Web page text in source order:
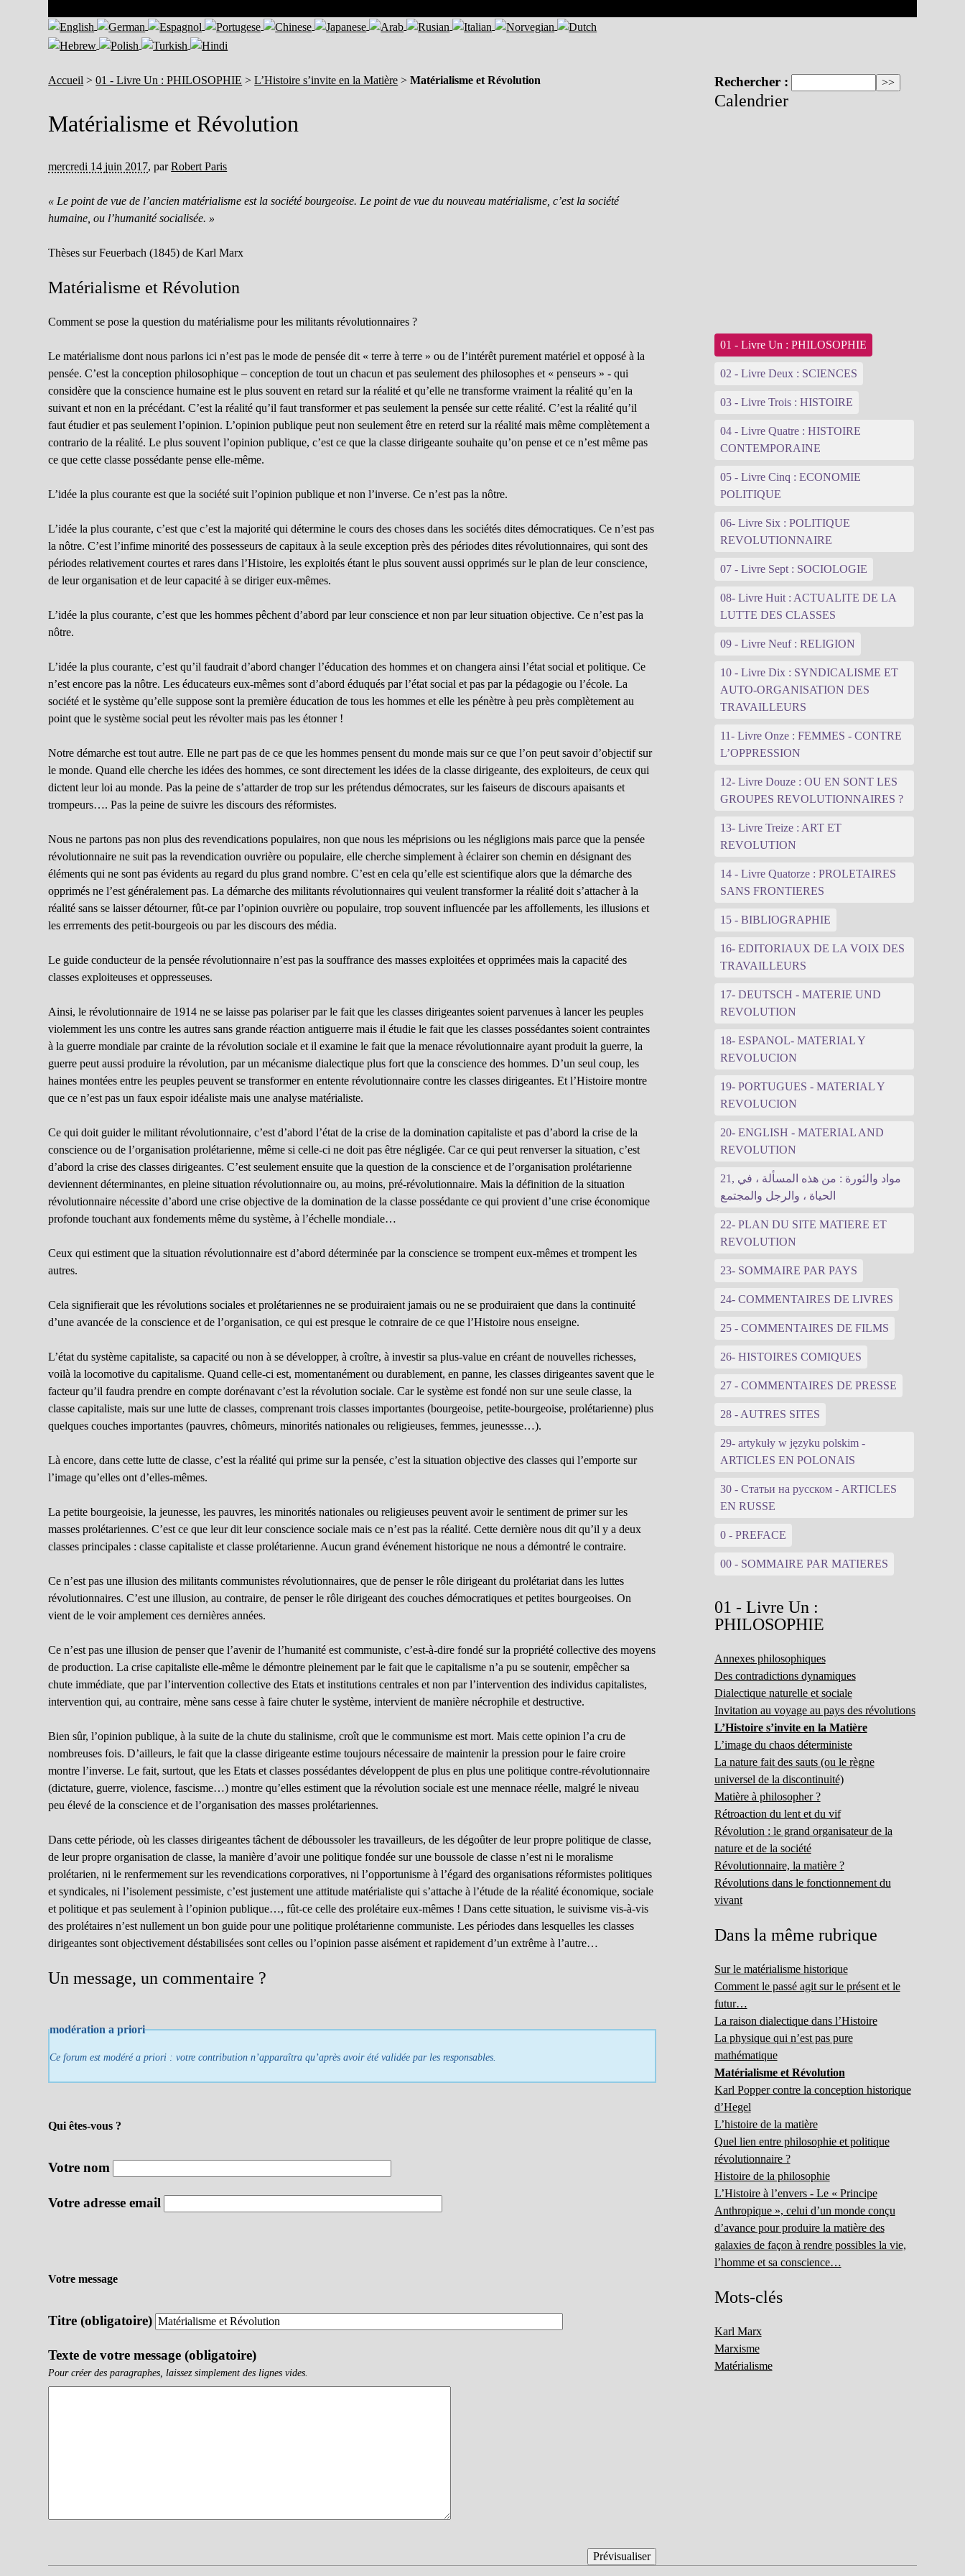
Accueil >01 - Livre Un : PHILOSOPHIE >L’Histoire s’invite en la Matière >Matérialisme et Révolution
Matérialisme et Révolution
mercredi 14 juin 2017,parRobert Paris
« Le point de vue de l’ancien matérialisme est la société bourgeoise. Le point de vue du nouveau matérialisme, c’est la société
humaine, ou l’humanité socialisée. »
Thèses sur Feuerbach (1845) de Karl Marx
Matérialisme et Révolution
Comment se pose la question du matérialisme pour les militants révolutionnaires ?
Le matérialisme dont nous parlons ici n’est pas le mode de pensée dit « terre à terre » ou de l’intérêt purement matériel et opposé à la
pensée. C’est la conception philosophique – conception de tout un chacun et pas seulement des philosophes et « penseurs » - qui
considère que la conscience humaine est le plus souvent en retard sur la réalité et qu’elle ne transforme vraiment la réalité qu’en la
suivant et non en la précédant. C’est la réalité qu’il faut transformer et pas seulement la pensée sur cette réalité. C’est la réalité qu’il
faut étudier et pas seulement l’opinion. L’opinion publique peut non seulement être en reterd sur la réalité mais même complètement a
contrario de la réalité. Le plus souvent l’opinion publique, c’est ce que la classe dirigeante souhaite qu’on pense et ce n’est même pas
ce que cette classe possédante pense elle-même.
L’idée la plus courante est que la société suit l’opinion publique et non l’inverse. Ce n’est pas la nôtre.
L’idée la plus courante, c’est que c’est la majorité qui détermine le cours des choses dans les sociétés dites démocratiques. Ce n’est pas
la nôtre. C’est l’infime minorité des possesseurs de capitaux à la seule exception près des périodes dites révolutionnaires, qui sont des
périodes relativement courtes et rares dans l’Histoire, les exploités étant le plus souvent aussi opprimés sur le plan de leur conscience,
de leur organisation et de leur capacité à se diriger eux-mêmes.
L’idée la plus courante, c’est que les hommes pêchent d’abord par leur conscience et non par leur situation objective. Ce n’est pas la
nôtre.
L’idée la plus courante, c’est qu’il faudrait d’abord changer l’éducation des hommes et on changera ainsi l’état social et politique. Ce
n’est encore pas la nôtre. Les éducateurs eux-mêmes sont d’abord éduqués par l’état social et pas par la pédagogie ou l’école. La
société et le système qu’elle suppose sont la première éducation de tous les hommes et elle les pénètre à peu près complètement au
point que le système social peut les révolter mais pas les étonner !
Notre démarche est tout autre. Elle ne part pas de ce que les hommes pensent du monde mais sur ce que l’on peut savoir d’objectif sur
le monde. Quand elle cherche les idées des hommes, ce sont directement les idées de la classe dirigeante, des exploiteurs, de ceux qui
dictent leur loi au monde. Pas la peine de s’attarder de trop sur les prétendus démocrates, sur les faiseurs de discours apaisants et
trompeurs…. Pas la peine de suivre les discours des réformistes.
Nous ne partons pas non plus des revendications populaires, non que nous les méprisions ou les négligions mais parce que la pensée
révolutionnaire ne suit pas la revendication ouvrière ou populaire, elle cherche simplement à éclairer son chemin en désignant des
éléments qui ne sont pas évidents au regard du plus grand nombre. C’est en cela qu’elle est scientifique alors que la démarche des
opprimés ne l’est généralement pas. La démarche des militants révolutionnaires qui veulent transformer la réalité doit s’attacher à la
réalité sans se laisser détourner, fût-ce par l’opinion ouvrière ou populaire, trop souvent influencée par les affollements, les illusions et
les errrements des petit-bourgeois ou par les discours des média.
Le guide conducteur de la pensée révolutionnaire n’est pas la souffrance des masses exploitées et opprimées mais la capacité des
classes exploiteuses et oppresseuses.
Ainsi, le révolutionnaire de 1914 ne se laisse pas polariser par le fait que les classes dirigeantes soient parvenues à lancer les peuples
violemment les uns contre les autres sans grande réaction antiguerre mais il étudie le fait que les classes possédantes soient contraintes
à la guerre mondiale par crainte de la révolution sociale et il examine le fait que la menace révolutionnaire ayant produit la guerre, la
guerre peut aussi produire la révolution, par un mécanisme dialectique plus fort que la conscience des hommes. D’un seul coup, les
haines montées entre les peuples peuvent se transformer en entente révolutionnaire contre les classes dirigeantes. Et l’Histoire montre
que ce n’est pas un faux espoir idéaliste mais une analyse matérialiste.
Ce qui doit guider le militant révolutionnaire, c’est d’abord l’état de la crise de la domination capitaliste et pas d’abord la crise de la
conscience ou de l’organisation prolétarienne, même si celle-ci ne doit pas être négligée. Car ce qui peut renverser la situation, c’est
d’abord la crise des classes dirigeantes. C’est seulement ensuite que la question de la conscience et de l’organisation prolétarienne
deviennent déterminantes, en pleine situation révolutionnaire ou, au moins, pré-révolutionnaire. Mais la définition de la situation
révolutionnaire nécessite d’abord une crise objective de la domination de la classe possédante ce qui provient d’une crise économique
profonde touchant aux fondements même du système, à l’échelle mondiale…
Ceux qui estiment que la situation révolutionnaire est d’abord déterminée par la conscience se trompent eux-mêmes et trompent les
autres.
Cela signifierait que les révolutions sociales et prolétariennes ne se produiraient jamais ou ne se produiraient que dans la continuité
d’une avancée de la conscience et de l’organisation, ce qui est presque le cotnraire de ce que l’Histoire nous enseigne.
L’état du système capitaliste, sa capacité ou non à se développer, à croître, à investir sa plus-value en créant de nouvelles richesses,
voilà la locomotive du capitalisme. Quand celle-ci est, momentanément ou durablement, en panne, les classes dirigeantes savent que le
facteur qu’il faudra prendre en compte dorénavant c’est la révolution sociale. Car le système est fondé non sur une seule classe, la
classe capitaliste, mais sur une lutte de classes, comprenant trois classes importantes (bourgeoise, petite-bourgeoise, prolétarienne) plus
quelques couches importantes (pauvres, chômeurs, minorités nationales ou religieuses, femmes, jeunessse…).
Là encore, dans cette lutte de classe, c’est la réalité qui prime sur la pensée, c’est la situation objective des classes qui l’emporte sur
l’image qu’elles ont d’elles-mêmes.
La petite bourgeoisie, la jeunesse, les pauvres, les minorités nationales ou religieuses peuvent avoir le sentiment de primer sur les
masses prolétariennes. C’est ce que leur dit leur conscience sociale mais ce n’est pas la réalité. Cette dernière nous dit qu’il y a deux
classes principales : classe capitaliste et classe prolétarienne. Aucun grand événement historique ne nous a démontré le contraire.
Ce n’est pas une illusion des militants communistes révolutionnaires, que de penser le rôle dirigeant du prolétariat dans les luttes
révolutionnaires. C’est une illusion, au contraire, de penser le rôle dirigeant des couches démocratiques et petites bourgeoises. On
vient de le voir amplement ces dernières années.
Ce n’est pas une illusion de penser que l’avenir de l’humanité est communiste, c’est-à-dire fondé sur la propriété collective des moyens
de production. La crise capitaliste elle-même le démontre pleinement par le fait que le capitalisme n’a pu se soutenir, empêcher sa
chute immédiate, que par l’intervention collective des Etats et institutions centrales et non par l’intervention des individus capitalistes,
intervention qui, au contraire, mène sans cesse à faire chuter le système, intervient de manière nécrophile et destructive.
Bien sûr, l’opinion publique, à la suite de la chute du stalinisme, croît que le communisme est mort. Mais cette opinion l’a cru de
nombreuses fois. D’ailleurs, le fait que la classe dirigeante estime toujours nécessaire de maintenir la pression pour le faire croire
montre l’inverse. Le fait, surtout, que les Etats et classes possédantes développent de plus en plus une politique contre-révolutionnaire
(dictature, guerre, violence, fascisme…) montre qu’elles estiment que la révolution sociale est une mennace réelle, malgré le niveau
peu élevé de la conscience et de l’organisation des masses prolétariennes.
Dans cette période, où les classes dirigeantes tâchent de déboussoler les travailleurs, de les dégoûter de leur propre politique de classe,
de leur propre organisation de classe, la manière d’avoir une politique fondée sur une boussole de classe n’est ni le moralisme
prolétarien, ni le renfermement sur les revendications corporatives, ni l’opportunisme à l’égard des organisations réformistes politiques
et syndicales, ni l’isolement pessimiste, c’est justement une attitude matérialiste qui s’attache à l’étude de la réalité économique, sociale
et politique et pas seulement à l’opinion publique…, fût-ce celle des prolétaire eux-mêmes ! Dans cette situation, le suivisme vis-à-vis
des prolétaires n’est nullement un bon guide pour une politique prolétarienne communiste. Les périodes dans lesquelles les classes
dirigeantes sont objectivement déstabilisées sont celles ou l’opinion passe aisément et rapidement d’un extrême à l’autre…
Un message, un commentaire ?
modération a priori
Ce forum est modéré a priori : votre contribution n’apparaîtra qu’après avoir été validée par les responsables.
Qui êtes-vous ?
Votre nom
Votre adresse email
Votre message
Titre (obligatoire)
Texte de votre message (obligatoire)
Pour créer des paragraphes, laissez simplement des lignes vides.
Rechercher :
Calendrier
01 - Livre Un : PHILOSOPHIE
02 - Livre Deux : SCIENCES
03 - Livre Trois : HISTOIRE
04 - Livre Quatre : HISTOIRE
CONTEMPORAINE
05 - Livre Cinq : ECONOMIE
POLITIQUE
06- Livre Six : POLITIQUE
REVOLUTIONNAIRE
07 - Livre Sept : SOCIOLOGIE
08- Livre Huit : ACTUALITE DE LA
LUTTE DES CLASSES
09 - Livre Neuf : RELIGION
10 - Livre Dix : SYNDICALISME ET
AUTO-ORGANISATION DES
TRAVAILLEURS
11- Livre Onze : FEMMES - CONTRE
L’OPPRESSION
12- Livre Douze : OU EN SONT LES
GROUPES REVOLUTIONNAIRES ?
13- Livre Treize : ART ET
REVOLUTION
14 - Livre Quatorze : PROLETAIRES
SANS FRONTIERES
15 - BIBLIOGRAPHIE
16- EDITORIAUX DE LA VOIX DES
TRAVAILLEURS
17- DEUTSCH - MATERIE UND
REVOLUTION
18- ESPANOL- MATERIAL Y
REVOLUCION
19- PORTUGUES - MATERIAL Y
REVOLUCION
20- ENGLISH - MATERIAL AND
REVOLUTION
21, مواد والثورة : من هذه المسألة ، في
الحياة ، والرجل والمجتمع
22- PLAN DU SITE MATIERE ET
REVOLUTION
23- SOMMAIRE PAR PAYS
24- COMMENTAIRES DE LIVRES
25 - COMMENTAIRES DE FILMS
26- HISTOIRES COMIQUES
27 - COMMENTAIRES DE PRESSE
28 - AUTRES SITES
29- artykuły w języku polskim -
ARTICLES EN POLONAIS
30 - Статьи на русском - ARTICLES
EN RUSSE
0 - PREFACE
00 - SOMMAIRE PAR MATIERES
01 - Livre Un :
PHILOSOPHIE
Annexes philosophiques
Des contradictions dynamiques
Dialectique naturelle et sociale
Invitation au voyage au pays des révolutions
L’Histoire s’invite en la Matière
L’image du chaos déterministe
La nature fait des sauts (ou le règne
universel de la discontinuité)
Matière à philosopher ?
Rétroaction du lent et du vif
Révolution : le grand organisateur de la
nature et de la société
Révolutionnaire, la matière ?
Révolutions dans le fonctionnement du
vivant
Dans la même rubrique
Sur le matérialisme historique
Comment le passé agit sur le présent et le
futur…
La raison dialectique dans l’Histoire
La physique qui n’est pas pure
mathématique
Matérialisme et Révolution
Karl Popper contre la conception historique
d’Hegel
L’histoire de la matière
Quel lien entre philosophie et politique
révolutionnaire ?
Histoire de la philosophie
L’Histoire à l’envers - Le « Principe
Anthropique », celui d’un monde conçu
d’avance pour produire la matière des
galaxies de façon à rendre possibles la vie,
l’homme et sa conscience…
Mots-clés
Karl Marx
Marxisme
Matérialisme